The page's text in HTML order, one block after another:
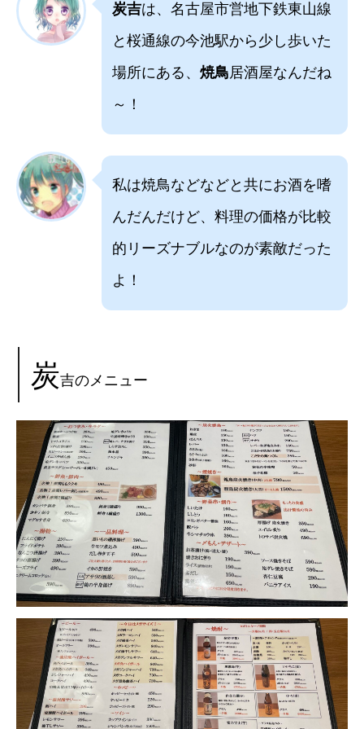
炭吉は、名古屋市営地下鉄東山線
と桜通線の今池駅から少し歩いた
場所にある、 焼鳥居酒屋なんだね
～！
私は焼鳥などなどと共にお酒を嗜
んだんだけど、料理の価格が比較
的リーズナブルなのが素敵だった
よ！
炭吉のメニュー